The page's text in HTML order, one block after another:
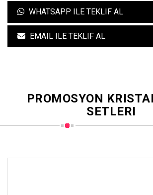
WHATSAPP ILE TEKLIF AL
EMAIL ILE TEKLIF AL
PROMOSYON
SETLERI